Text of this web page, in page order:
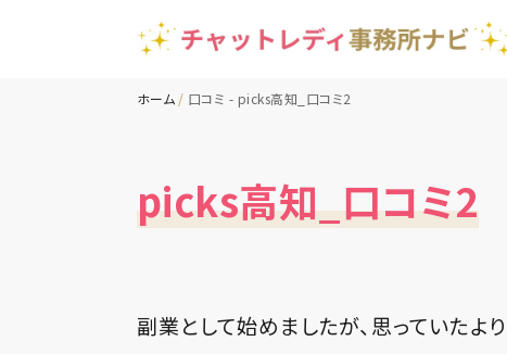
ホーム 口コミ - picks高知_口コミ2
picks高知_口コミ2
副業として始めましたが、思っていたよ